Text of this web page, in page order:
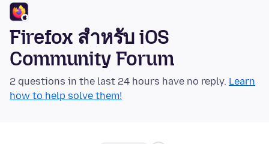
Firefox สำหรับ iOS
Community Forum
2 questions in the last 24 hours have no reply. Learn
how to help solve them!